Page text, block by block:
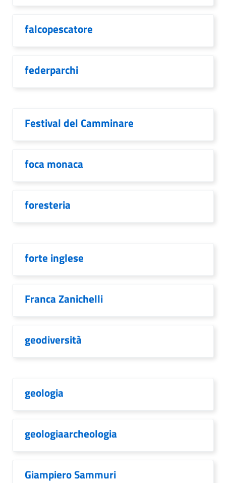
falcopescatore
federparchi
Festival del Camminare
foca monaca
foresteria
forte inglese
Franca Zanichelli
geodiversità
geologia
geologiaarcheologia
Giampiero Sammuri